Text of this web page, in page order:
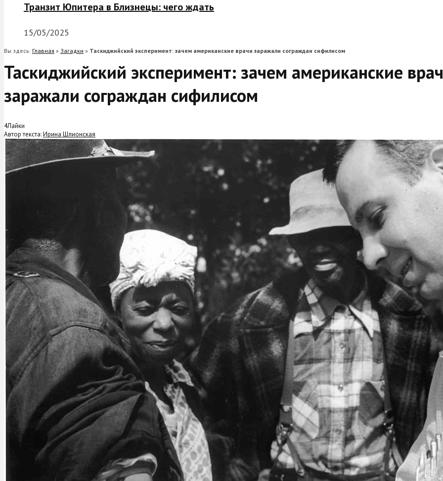
Транзит Юпитера в Близнецы: чего ждать
15/05/2025
Вы здесь: Главная » Загадки » Таскиджийский эксперимент: зачем американские врачи заражали сограждан сифилисом
Таскиджийский эксперимент: зачем американские
заражали сограждан сифилисом
4Лайки
Автор текста:Ирина Шлионская